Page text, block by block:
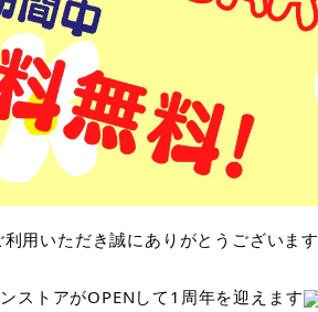
用いただき誠にありがとうございます
ストアがOPENして1周年を迎えます